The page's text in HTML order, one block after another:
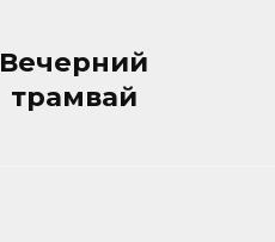
Вечерний
трамвай